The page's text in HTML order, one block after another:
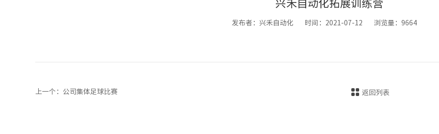
兴禾自动化拓展训练营
发布者：兴禾自动化 时间：2021-07-12 浏览量：9664
上一个 ：公司集体足球比赛 返回列表